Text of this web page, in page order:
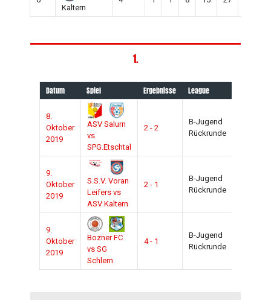
Kaltern
1.
Datum Spiel Ergebnisse League
8.
Oktober
2019
ASV Salurn
vs
SPG.Etschtal
2 - 2
B-Jugend
Rückrunde
9.
Oktober
2019
S.S.V. Voran
Leifers vs
ASV Kaltern
2 - 1
B-Jugend
Rückrunde
9.
Oktober
2019
Bozner FC
vs SG
Schlern
4 - 1
B-Jugend
Rückrunde